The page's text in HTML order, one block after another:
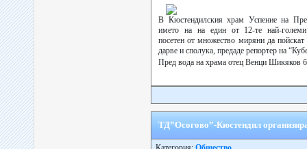
В Кюстендилския храм Успение на
името на на един от 12-те най-големи
посетен от множество миряни да
дарве и сполука, предаде репортер на
Пред вода на храма отец Венци Шикяков
ТД”Осогово”-Кюстендил